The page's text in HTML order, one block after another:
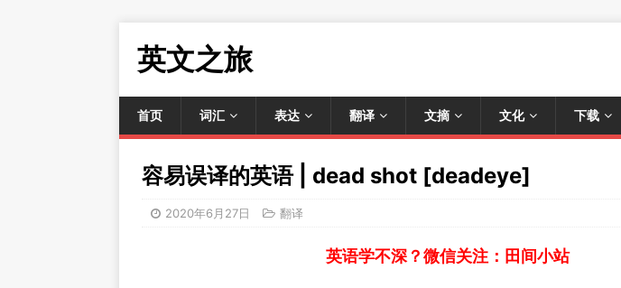
英文之旅
首页 词汇 表达 翻译 文摘 文化 下载
容易误译的英语 | dead shot [deadeye]
2020年6月27日 翻译
英语学不深？微信关注：田间小站